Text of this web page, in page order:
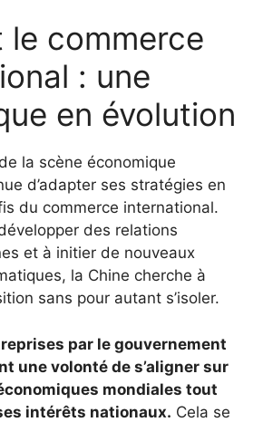
le commerce
: une
en évolution
la scène économique
d’adapter ses stratégies en
du commerce international.
des relations
et à initier de nouveaux
la Chine cherche à
sans pour autant s’isoler.
par le gouvernement
une volonté de s’aligner sur
mondiales tout
intérêts nationaux. Cela se